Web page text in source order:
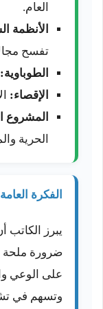
العام.
الأنظمة
تفسح
الطوباوية:
الإقصاء:
المشروع
الحرية
الفكرة العامة
يبرز الكاتب
ضرورة ملحة
على الوعي
وتسهم في